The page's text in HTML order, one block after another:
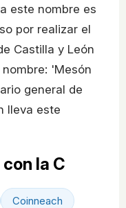
este nombre es
por realizar el
Castilla y León
'Mesón
general de
lleva este
la C
Coinneach